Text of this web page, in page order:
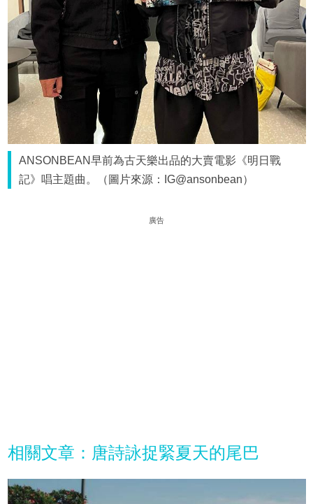
ANSONBEAN早前為古天樂出品的大賣電影《明日戰
記》唱主題曲。（圖片來源：IG@ansonbean）
廣告
相關文章：唐詩詠捉緊夏天的尾巴